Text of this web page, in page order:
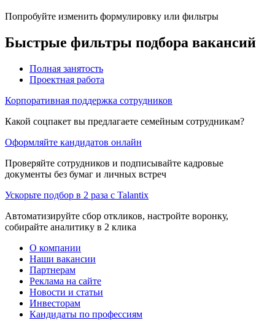
Попробуйте изменить формулировку или фильтры
Быстрые фильтры подбора вакансий
Полная занятость
Проектная работа
Корпоративная поддержка сотрудников
Какой соцпакет вы предлагаете семейным сотрудникам?
Оформляйте кандидатов онлайн
Проверяйте сотрудников и подписывайте кадровые
документы без бумаг и личных встреч
Ускорьте подбор в 2 раза с Talantix
Автоматизируйте сбор откликов, настройте воронку,
собирайте аналитику в 2 клика
О компании
Наши вакансии
Партнерам
Реклама на сайте
Новости и статьи
Инвесторам
Кандидаты по профессиям